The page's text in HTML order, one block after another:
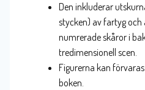
Den inkluderar
stycken) av fartyg och
numrerade skåror i
tredimensionell scen.
Figurerna kan
boken.